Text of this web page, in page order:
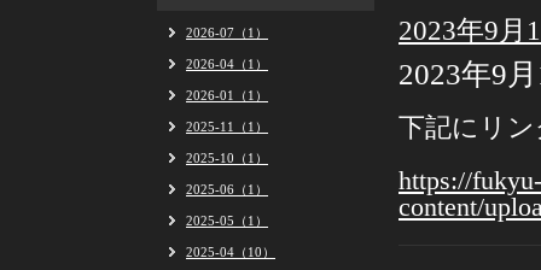
2023年9
2023年9
下記にリ
https://
content/
2026-07（1）
2026-04（1）
2026-01（1）
2025-11（1）
2025-10（1）
2025-06（1）
2025-05（1）
2025-04（10）